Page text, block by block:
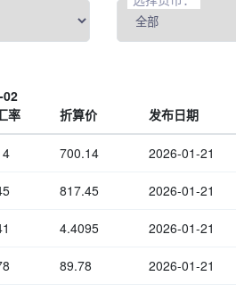
02
率
折算价 发布日期
700.14 2026-01-21
817.45 2026-01-21
4.4095 2026-01-21
89.78 2026-01-21